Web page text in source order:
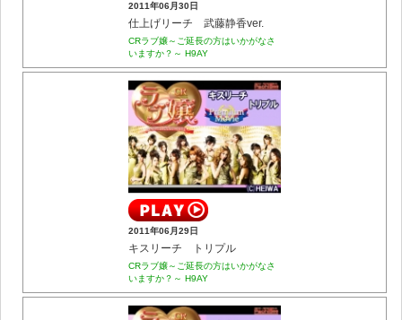
2011年06月30日
仕上げリーチ 武藤静香ver.
CRラブ嬢～ご延長の方はいかがなさ
いますか？～ H9AY
2011年06月29日
キスリーチ トリプル
CRラブ嬢～ご延長の方はいかがなさ
いますか？～ H9AY